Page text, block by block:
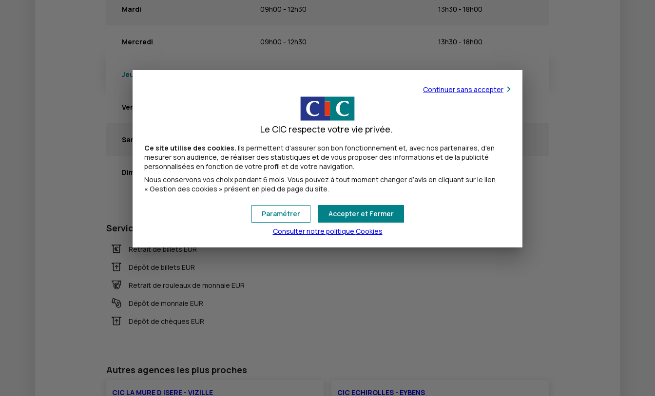
Mardi 09h00 - 12h30 13h30 - 18h00
Mercredi 09h00 - 12h30 13h30 - 18h00
Jeudi
Vendredi 09h00 - 12h30
Samedi
Dimanche
Services
Retrait de billets EUR
Dépôt de billets EUR
Retrait de rouleaux de monnaie EUR
Dépôt de monnaie EUR
Dépôt de chèques EUR
Autres agences les plus proches
CIC LA MURE D ISERE - VIZILLE
CIC ECHIROLLES - EYBENS
Continuer sans accepter
Le CIC respecte votre vie privée.
Ce site utilise des cookies. Ils permettent d'assurer son bon fonctionnement et, avec nos partenaires, d'en
mesurer son audience, de réaliser des statistiques et de vous proposer des informations et de la publicité
personnalisées en fonction de votre profil et de votre navigation.
Nous conservons vos choix pendant 6 mois. Vous pouvez à tout moment changer d’avis en cliquant sur le lien
« Gestion des cookies » présent en pied de page du site.
Accepter et Fermer
Paramétrer
Consulter notre politique Cookies